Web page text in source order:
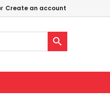
Create an account
